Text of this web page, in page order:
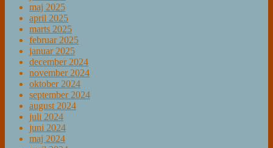
maj 2025
april 2025
marts 2025
februar 2025
januar 2025
december 2024
november 2024
oktober 2024
september 2024
august 2024
juli 2024
juni 2024
maj 2024